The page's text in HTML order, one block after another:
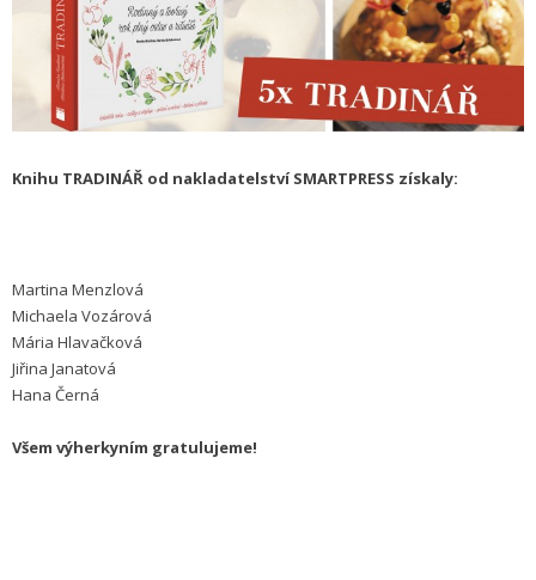
Knihu TRADINÁŘ od nakladatelství SMARTPRESS získaly:
Martina Menzlová
Michaela Vozárová
Mária Hlavačková
Jiřina Janatová
Hana Černá
Všem výherkyním gratulujeme!